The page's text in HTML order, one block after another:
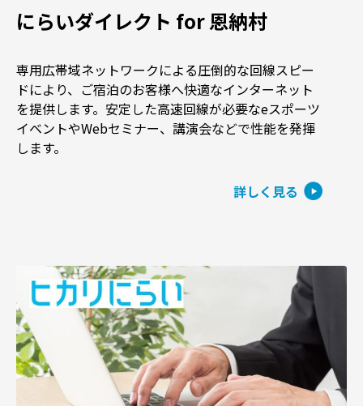
にらいダイレクト for 恩納村
専用広帯域ネットワークによる圧倒的な回線スピー
ドにより、ご宿泊のお客様へ快適なインターネット
を提供します。安定した高速回線が必要なeスポーツ
イベントやWebセミナー、講演会などで性能を発揮
します。
詳しく見る